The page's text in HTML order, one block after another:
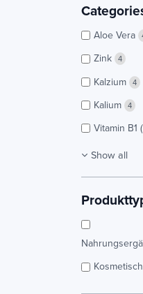
Aloe Vera
Zink 4
Kalzium 4
Kalium 4
Vitamin B1
Show all